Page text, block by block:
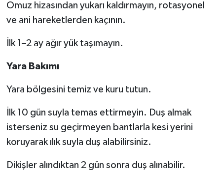
Omuz hizasından yukarı kaldırmayın, rotasyonel
ve ani hareketlerden kaçının.
İlk 1–2 ay ağır yük taşımayın.
Yara Bakımı
Yara bölgesini temiz ve kuru tutun.
İlk 10 gün suyla temas ettirmeyin. Duş almak
isterseniz su geçirmeyen bantlarla kesi yerini
koruyarak ılık suyla duş alabilirsiniz.
Dikişler alındıktan 2 gün sonra duş alınabilir.